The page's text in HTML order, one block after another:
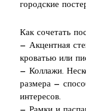
городские
Как сочетать
— Акцентная
кроватью или
— Коллажи.
размера —
интересов.